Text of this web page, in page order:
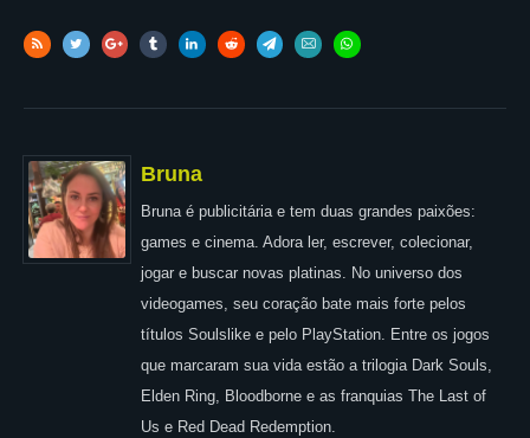
Bruna
Bruna é publicitária e tem duas grandes paixões:
games e cinema. Adora ler, escrever, colecionar,
jogar e buscar novas platinas. No universo dos
videogames, seu coração bate mais forte pelos
títulos Soulslike e pelo PlayStation. Entre os jogos
que marcaram sua vida estão a trilogia Dark Souls,
Elden Ring, Bloodborne e as franquias The Last of
Us e Red Dead Redemption.